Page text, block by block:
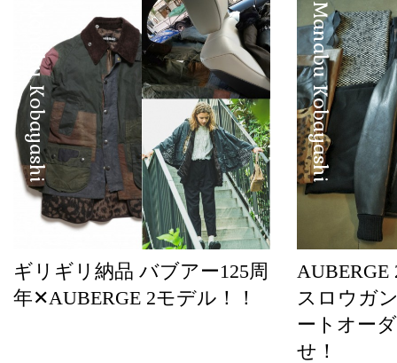
Manabu Kobayashi
ギリギリ納品 バブアー125周
年✕AUBERGE 2モデル！！
Manabu Kobayashi
AUBERGE
スロウガ
ートオー
せ！